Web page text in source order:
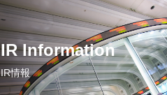
IR Information
IR情報